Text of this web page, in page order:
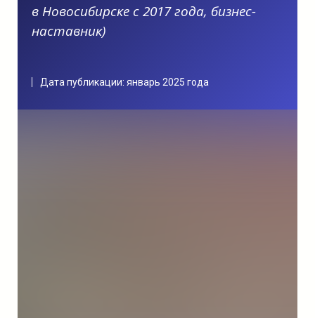
в Новосибирске с 2017 года, бизнес-
наставник)
Дата публикации: январь 2025 года